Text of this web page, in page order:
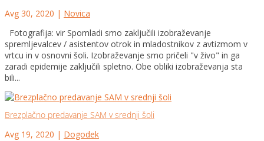
Avg 30, 2020 | Novica
Fotografija: vir Spomladi smo zaključili izobraževanje
spremljevalcev / asistentov otrok in mladostnikov z avtizmom v
vrtcu in v osnovni šoli. Izobraževanje smo pričeli "v živo" in ga
zaradi epidemije zaključili spletno. Obe obliki izobraževanja sta
bili...
Brezplačno predavanje SAM v srednji šoli
Avg 19, 2020 | Dogodek